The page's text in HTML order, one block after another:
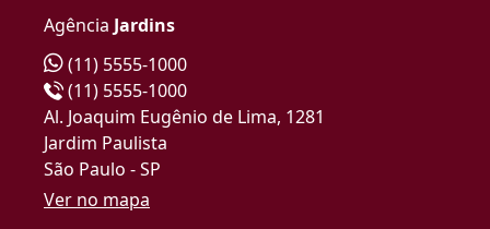
Agência Jardins
(11) 5555-1000
(11) 5555-1000
Al. Joaquim Eugênio de Lima, 1281
Jardim Paulista
São Paulo - SP
Ver no mapa